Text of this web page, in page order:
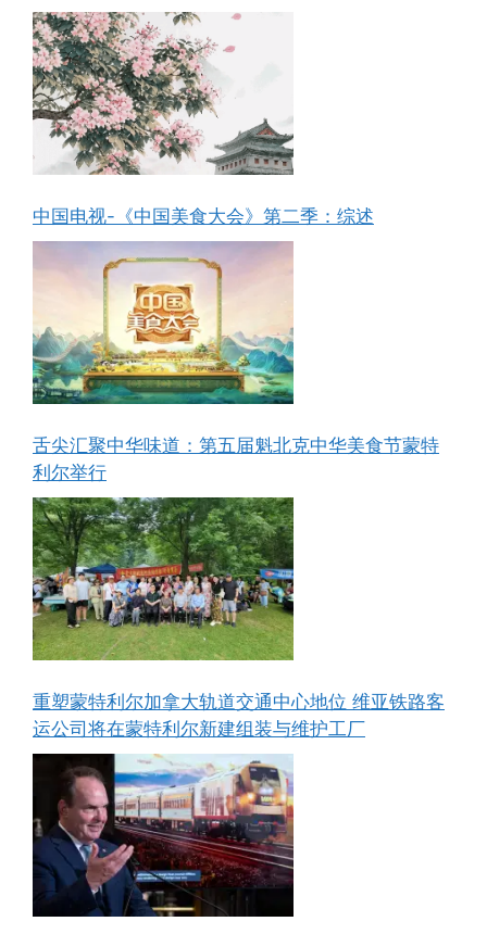
中国电视-《中国美食大会》第二季：综述
舌尖汇聚中华味道：第五届魁北克中华美食节蒙特
利尔举行
重塑蒙特利尔加拿大轨道交通中心地位 维亚铁路客
运公司将在蒙特利尔新建组装与维护工厂